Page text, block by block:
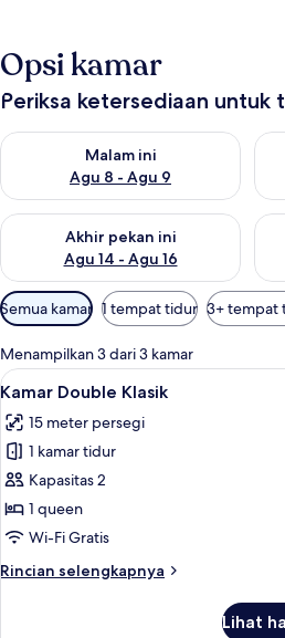
Opsi kamar
Periksa ketersediaan untuk
Malam ini
Agu 8 - Agu 9
Periksa ketersediaan untuk malam
Akhir pekan ini
Agu 14 - Agu 16
Periksa ketersediaan untuk akhir
Filter
tersedia
untuk
kamar
Semua kamar 1 tempat tidur 3+ tempat
Menampilkan 3 dari 3 kamar
Lihat
semua
foto
untuk
Kamar
Double
Klasik
4
Kamar Double Klasik
15 meter persegi
1 kamar tidur
Kapasitas 2
1 queen
Wi-Fi Gratis
Rincian selengkapnya
Rincian
Lihat